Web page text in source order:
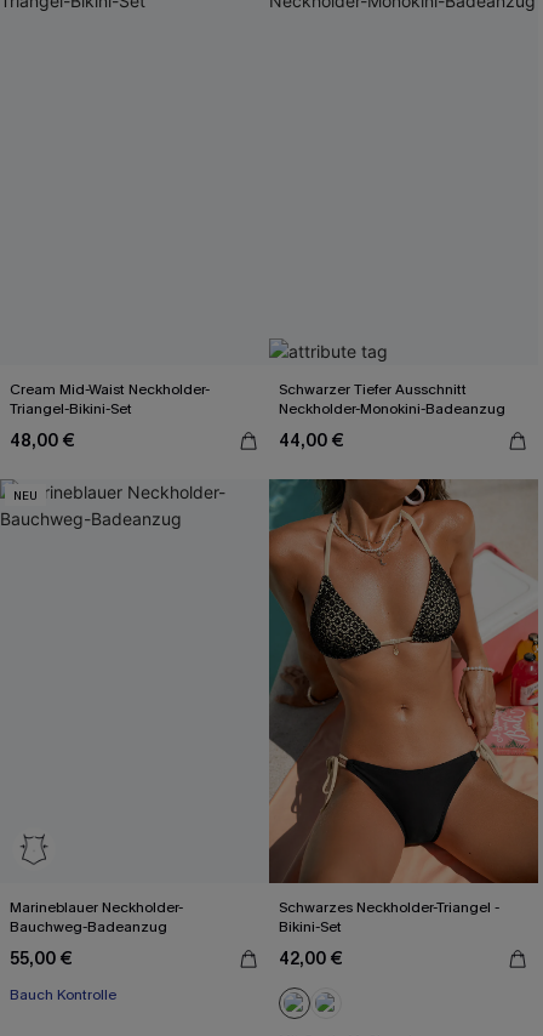
Cream Mid-Waist Neckholder-
Triangel-Bikini-Set
48,00 €
Schwarzer Tiefer Ausschnitt
Neckholder-Monokini-Badeanzug
44,00 €
NEU
Marineblauer Neckholder-
Bauchweg-Badeanzug
55,00 €
Bauch Kontrolle
Schwarzes Neckholder-Triangel -
Bikini-Set
42,00 €